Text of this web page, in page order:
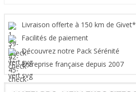
Livraison offerte à 150 km de Givet*
Facilités de paiement
Découvrez notre Pack Sérénité
Entreprise française depuis 2007